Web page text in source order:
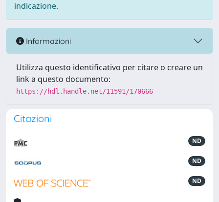
indicazione.
Informazioni
Utilizza questo identificativo per citare o creare un
link a questo documento:
https://hdl.handle.net/11591/170666
Citazioni
ND
ND
ND